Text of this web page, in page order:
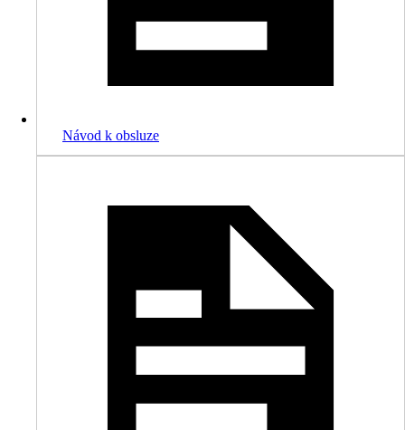
Návod k obsluze